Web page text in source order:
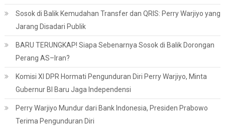
Sosok di Balik Kemudahan Transfer dan QRIS: Perry Warjiyo yang
Jarang Disadari Publik
BARU TERUNGKAP! Siapa Sebenarnya Sosok di Balik Dorongan
Perang AS–Iran?
Komisi XI DPR Hormati Pengunduran Diri Perry Warjiyo, Minta
Gubernur BI Baru Jaga Independensi
Perry Warjiyo Mundur dari Bank Indonesia, Presiden Prabowo
Terima Pengunduran Diri